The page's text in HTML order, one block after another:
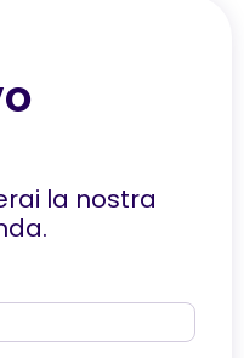
la nostra